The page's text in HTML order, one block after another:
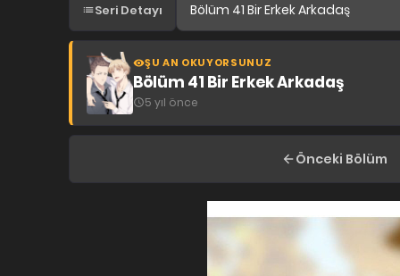
Trend Seriler
Tamamlanan Seriler
Planlanan Seriler
Ekibe Katıl
Tüm Türler
Seri Detayı
ŞU AN OKUYORSUNUZ
Bölüm 41 Bir Erkek Arkadaş
5 yıl önce
Önceki Bölüm